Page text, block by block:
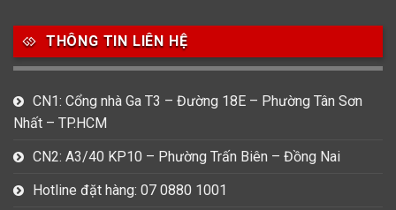
Nam Nữ
Nước sản xuất
Anh Quốc Áo Đức
49 474
THÔNG TIN LIÊN HỆ
CN1: Cổng nhà Ga T3 – Đường 18E – Phường Tân Sơn
Nhất – TP.HCM
CN2: A3/40 KP10 – Phường Trấn Biên – Đồng Nai
Hotline đặt hàng: 07 0880 1001